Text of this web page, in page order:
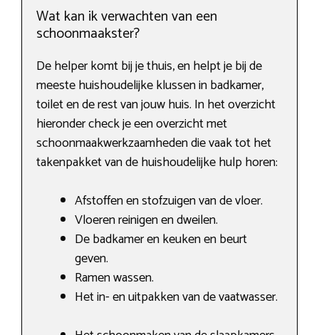
Wat kan ik verwachten van een
schoonmaakster?
De helper komt bij je thuis, en helpt je bij de
meeste huishoudelijke klussen in badkamer,
toilet en de rest van jouw huis. In het overzicht
hieronder check je een overzicht met
schoonmaakwerkzaamheden die vaak tot het
takenpakket van de huishoudelijke hulp horen:
Afstoffen en stofzuigen van de vloer.
Vloeren reinigen en dweilen.
De badkamer en keuken en beurt
geven.
Ramen wassen.
Het in- en uitpakken van de vaatwasser.